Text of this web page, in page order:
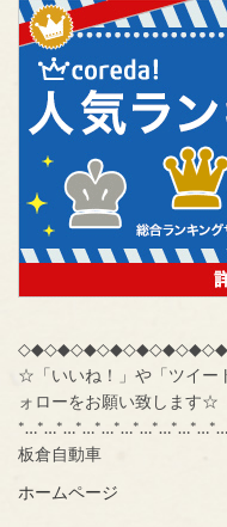
☆「いいね！」や「ツイー
ォローをお願い致します☆
板倉自動車
ホームページ